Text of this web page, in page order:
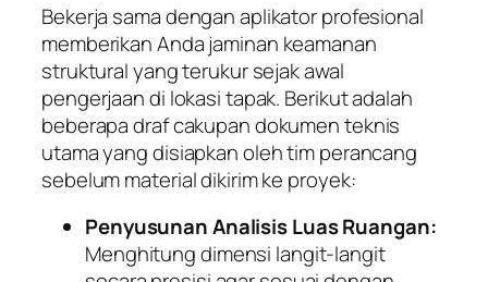
Bekerja sama dengan aplikator profesional
memberikan Anda jaminan keamanan
struktural yang terukur sejak awal
pengerjaan di lokasi tapak. Berikut adalah
beberapa draf cakupan dokumen teknis
utama yang disiapkan oleh tim perancang
sebelum material dikirim ke proyek:
Penyusunan Analisis Luas Ruangan:
Menghitung dimensi langit-langit